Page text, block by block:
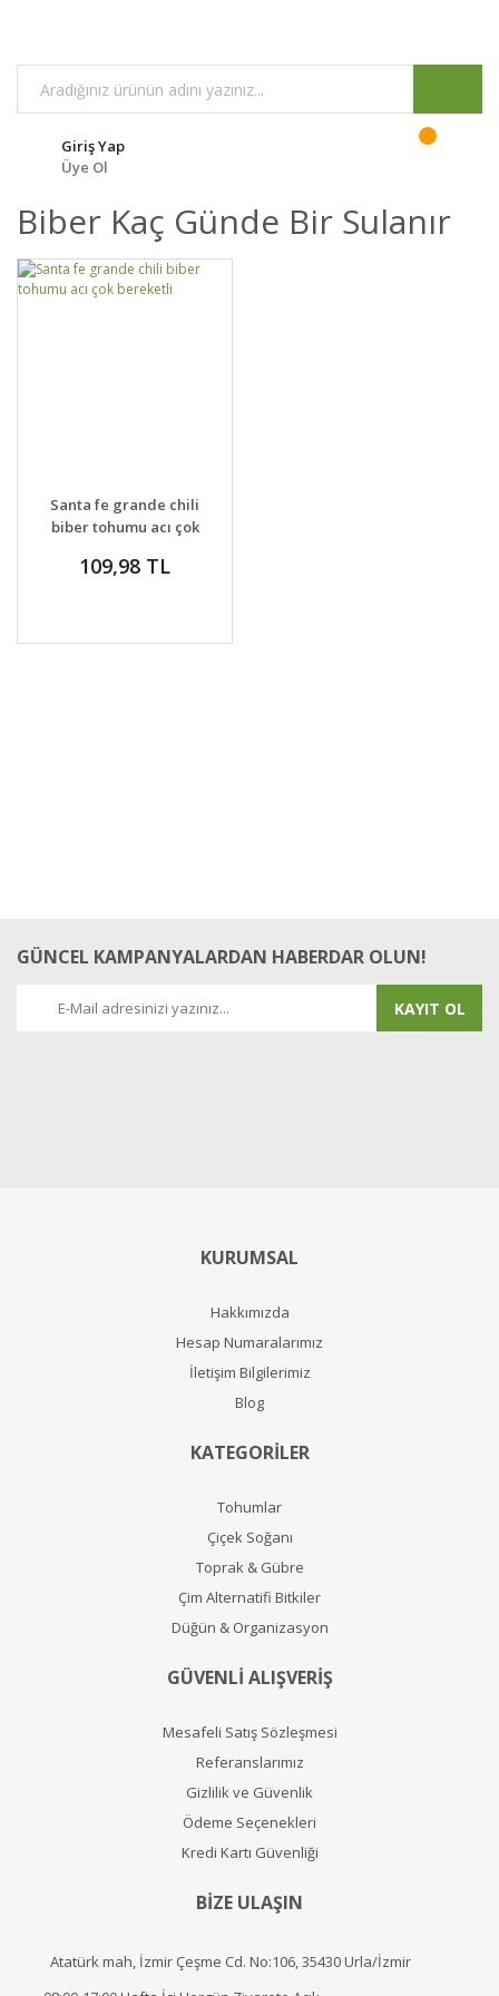
Giriş Yap
Üye Ol
Biber Kaç Günde Bir Sulanır
DETAYLAR SEPETE EKLE
Santa fe grande chili
biber tohumu acı çok
109,98 TL
GÜNCEL KAMPANYALARDAN HABERDAR OLUN!
KAYIT OL
KURUMSAL
Hakkımızda
Hesap Numaralarımız
İletişim Bilgilerimiz
Blog
KATEGORİLER
Tohumlar
Çiçek Soğanı
Toprak & Gübre
Çim Alternatifi Bitkiler
Düğün & Organizasyon
GÜVENLİ ALIŞVERİŞ
Mesafeli Satış Sözleşmesi
Referanslarımız
Gizlilik ve Güvenlik
Ödeme Seçenekleri
Kredi Kartı Güvenliği
BİZE ULAŞIN
Atatürk mah, İzmir Çeşme Cd. No:106, 35430 Urla/İzmir